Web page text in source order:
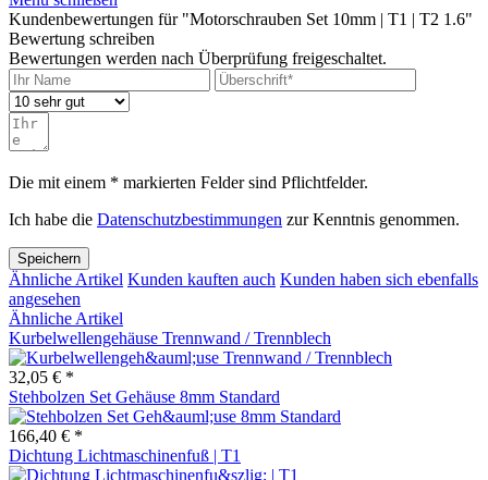
Kundenbewertungen für "Motorschrauben Set 10mm | T1 | T2 1.6"
Bewertung schreiben
Bewertungen werden nach Überprüfung freigeschaltet.
Die mit einem * markierten Felder sind Pflichtfelder.
Ich habe die Datenschutzbestimmungen zur Kenntnis genommen.
Speichern
Ähnliche Artikel Kunden kauften auch Kunden haben sich ebenfalls
angesehen
Ähnliche Artikel
Kurbelwellengehäuse Trennwand / Trennblech
32,05 € *
Stehbolzen Set Gehäuse 8mm Standard
166,40 € *
Dichtung Lichtmaschinenfuß | T1